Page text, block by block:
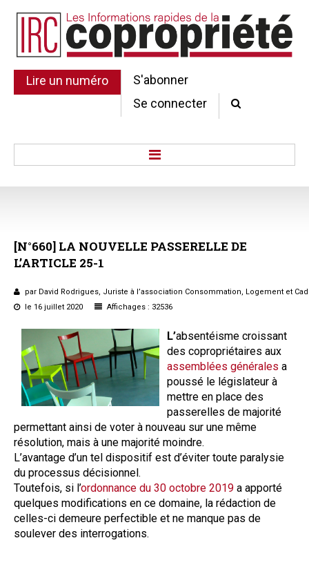
Lire un numéro
S'abonner
Se connecter
Au Parlement
Gestion et maintenance
Pratique de la copro.
Jurisprudence
Questions/réponses
Études juridiques
Copro. en difficulté
Formez-vous !
Parole d'experts*
[N°660] LA NOUVELLE PASSERELLE DE
L’ARTICLE 25-1
par David Rodrigues, Juriste à l’association Consommation, Logement et
le 16 juillet 2020
Affichages : 32536
L’absentéisme croissant
des copropriétaires aux
assemblées générales a
poussé le législateur à
mettre en place des
passerelles de majorité
permettant ainsi de voter à nouveau sur une même
résolution, mais à une majorité moindre.
L’avantage d’un tel dispositif est d’éviter toute paralysie
du processus décisionnel.
Toutefois, si l’ordonnance du 30 octobre 2019 a apporté
quelques modifications en ce domaine, la rédaction de
celles-ci demeure perfectible et ne manque pas de
soulever des interrogations.